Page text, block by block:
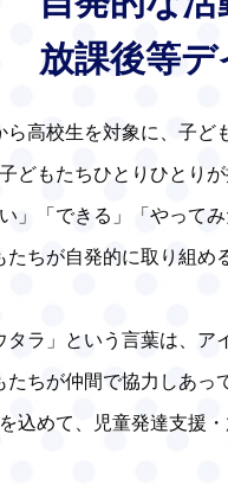
放課後等デ
ら高校生を対象に、子ど
子どもたちひとりひとり
い」「できる」「やって
たちが自発的に取り組め
タラ」という言葉は、ア
たちが仲間で協力しあっ
込めて、児童発達支援